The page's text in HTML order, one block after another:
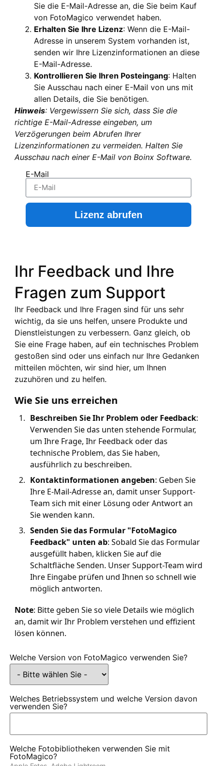
Sie die E-Mail-Adresse an, die Sie beim Kauf
von FotoMagico verwendet haben.
Erhalten Sie Ihre Lizenz: Wenn die E-Mail-
Adresse in unserem System vorhanden ist,
senden wir Ihre Lizenzinformationen an diese
E-Mail-Adresse.
Kontrollieren Sie Ihren Posteingang: Halten
Sie Ausschau nach einer E-Mail von uns mit
allen Details, die Sie benötigen.
Hinweis: Vergewissern Sie sich, dass Sie die
richtige E-Mail-Adresse eingeben, um
Verzögerungen beim Abrufen Ihrer
Lizenzinformationen zu vermeiden. Halten Sie
Ausschau nach einer E-Mail von Boinx Software.
E-Mail
Lizenz abrufen
Ihr Feedback und Ihre
Fragen zum Support
Ihr Feedback und Ihre Fragen sind für uns sehr
wichtig, da sie uns helfen, unsere Produkte und
Dienstleistungen zu verbessern. Ganz gleich, ob
Sie eine Frage haben, auf ein technisches Problem
gestoßen sind oder uns einfach nur Ihre Gedanken
mitteilen möchten, wir sind hier, um Ihnen
zuzuhören und zu helfen.
Wie Sie uns erreichen
Beschreiben Sie Ihr Problem oder Feedback:
Verwenden Sie das unten stehende Formular,
um Ihre Frage, Ihr Feedback oder das
technische Problem, das Sie haben,
ausführlich zu beschreiben.
Kontaktinformationen angeben: Geben Sie
Ihre E-Mail-Adresse an, damit unser Support-
Team sich mit einer Lösung oder Antwort an
Sie wenden kann.
Senden Sie das Formular "FotoMagico
Feedback" unten ab: Sobald Sie das Formular
ausgefüllt haben, klicken Sie auf die
Schaltfläche Senden. Unser Support-Team wird
Ihre Eingabe prüfen und Ihnen so schnell wie
möglich antworten.
Note: Bitte geben Sie so viele Details wie möglich
an, damit wir Ihr Problem verstehen und effizient
lösen können.
Welche Version von FotoMagico verwenden Sie?
Welches Betriebssystem und welche Version davon
verwenden Sie?
Welche Fotobibliotheken verwenden Sie mit
FotoMagico?